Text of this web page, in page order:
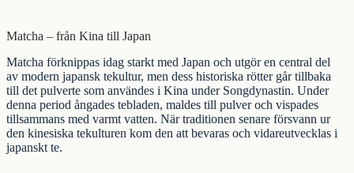
Matcha – från Kina till Japan
Matcha förknippas idag starkt med Japan och utgör en central del
av modern japansk tekultur, men dess historiska rötter går tillbaka
till det pulverte som användes i Kina under Songdynastin. Under
denna period ångades tebladen, maldes till pulver och vispades
tillsammans med varmt vatten. När traditionen senare försvann ur
den kinesiska tekulturen kom den att bevaras och vidareutvecklas i
japanskt te.